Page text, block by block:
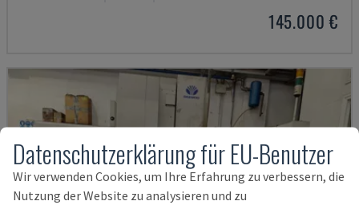
145.000 €
Datenschutzerklärung für EU-Benutzer
Wir verwenden Cookies, um Ihre Erfahrung zu verbessern, die
Nutzung der Website zu analysieren und zu